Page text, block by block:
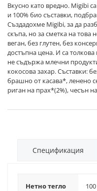
Вкусно като вредно. Migibi
и 100% био съставки,
Създадохме Migibi, за да
скъпа, но за сметка на това
веган, без глутен, без
достъпна цена. И са
не съдържа млечни
кокосова захар. Съставки:
брашно от касава*, ленено
риган на прах*(2%), чесън
Спецификация
Нетно тегло